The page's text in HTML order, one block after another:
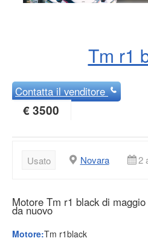
Tm r1
Contattail venditore
€ 3500
Usato Novara 2
Motore Tm r1 black di
da nuovo
Motore:Tm r1black